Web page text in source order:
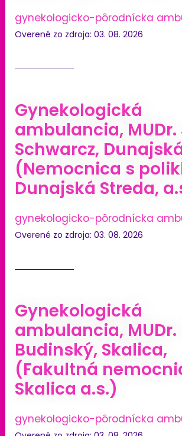
gynekologicko-pôrodnícka
Overené zo zdroja: 03. 08. 2026
Gynekologická
ambulancia,
Schwarcz,
(Nemocnica s
Dunajská Streda,
gynekologicko-pôrodnícka
Overené zo zdroja: 03. 08. 2026
Gynekologická
ambulancia, MUDr.
Budinský, Skalica,
(Fakultná
Skalica a.s.)
gynekologicko-pôrodnícka